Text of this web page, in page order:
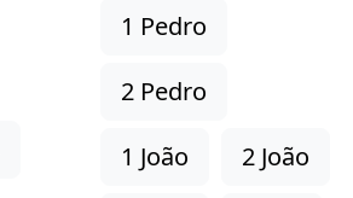
1 Pedro
2 Pedro
1 João
2 João